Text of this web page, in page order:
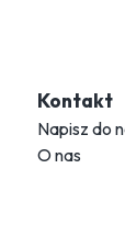
Kontakt
Napisz do
O nas